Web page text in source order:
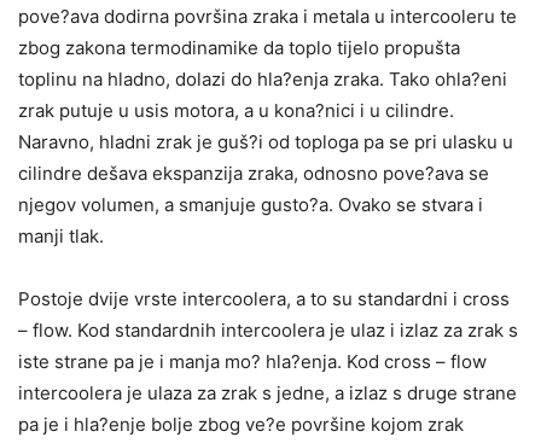
pove?ava dodirna površina zraka i metala u intercooleru te
zbog zakona termodinamike da toplo tijelo propušta
toplinu na hladno, dolazi do hla?enja zraka. Tako ohla?eni
zrak putuje u usis motora, a u kona?nici i u cilindre.
Naravno, hladni zrak je guš?i od toploga pa se pri ulasku u
cilindre dešava ekspanzija zraka, odnosno pove?ava se
njegov volumen, a smanjuje gusto?a. Ovako se stvara i
manji tlak.
Postoje dvije vrste intercoolera, a to su standardni i cross
– flow. Kod standardnih intercoolera je ulaz i izlaz za zrak s
iste strane pa je i manja mo? hla?enja. Kod cross – flow
intercoolera je ulaza za zrak s jedne, a izlaz s druge strane
pa je i hla?enje bolje zbog ve?e površine kojom zrak